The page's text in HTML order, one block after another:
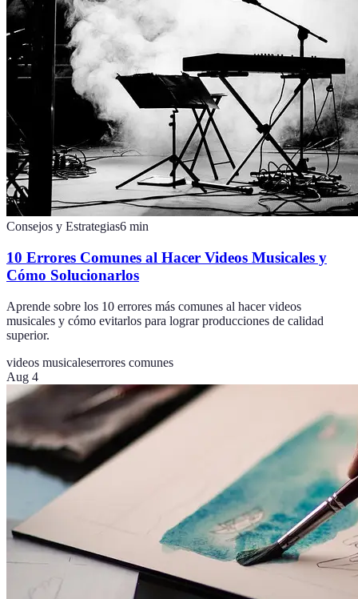
Consejos y Estrategias6 min
10 Errores Comunes al Hacer Videos Musicales y
Cómo Solucionarlos
Aprende sobre los 10 errores más comunes al hacer videos
musicales y cómo evitarlos para lograr producciones de calidad
superior.
videos musicaleserrores comunes
Aug 4